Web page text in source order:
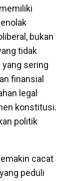
bukan
tidak
sering
finansial
legal
konstitusi.
politik
cacat
peduli